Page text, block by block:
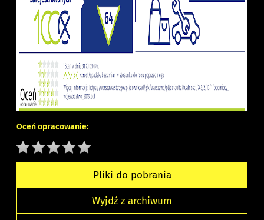
Oceń opracowanie:
Pliki do pobrania
Wyjdź z archiwum